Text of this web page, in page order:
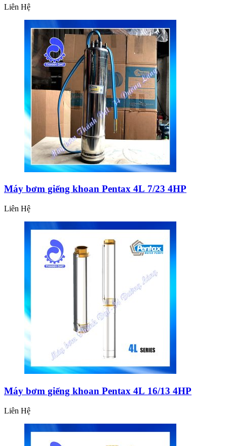
Liên Hệ
Máy bơm giếng khoan Pentax 4L 7/23 4HP
Liên Hệ
Máy bơm giếng khoan Pentax 4L 16/13 4HP
Liên Hệ